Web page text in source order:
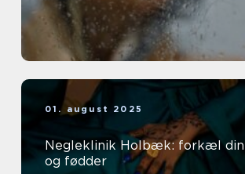
01. august 2025
Negleklinik Holbæk: forkæl
og fødder